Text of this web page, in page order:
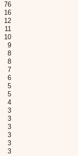
76
16
12
11
10
9
8
8
7
6
5
5
4
3
3
3
3
3
3